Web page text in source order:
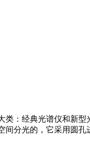
经典光谱仪和新型
分光的，它采用圆